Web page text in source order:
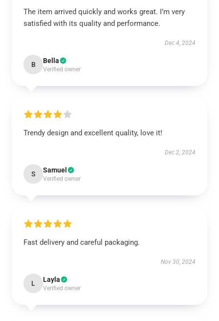
The item arrived quickly and works great. I’m very
satisfied with its quality and performance.
Dec 4, 2024
B Bella
Verified owner
Trendy design and excellent quality, love it!
Dec 2, 2024
S Samuel
Verified owner
Fast delivery and careful packaging.
Nov 30, 2024
L Layla
Verified owner